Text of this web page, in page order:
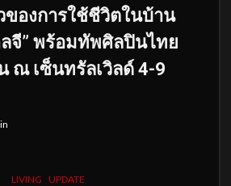
ของการใช้ชีวิตในบ้าน
จี” พร้อมทัพศิลปินไทย
ณ เซ็นทรัลเวิลด์ 4-9
LIVING UPDATE